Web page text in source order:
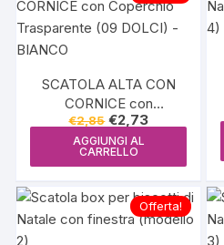
SCATOLA ALTA CON
CORNICE con
Coperchio Trasparente
(09 DOLCI) – BIANCO
€2,85 Il
prezzo
originale
era:
€2,73Il
prezzo
AGGIUNGI AL
CARRELLO
Offerta!